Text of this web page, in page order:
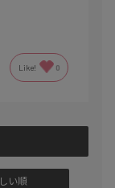
Like! 0
い順